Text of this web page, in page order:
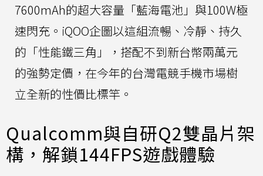
7600mAh的超大容量「藍海電池」與100W極
速閃充。iQOO企圖以這組流暢、冷靜、持久
的「性能鐵三角」，搭配不到新台幣兩萬元
的強勢定價，在今年的台灣電競手機市場樹
立全新的性價比標竿。
Qualcomm與自研Q2雙晶片架
構，解鎖144FPS遊戲體驗